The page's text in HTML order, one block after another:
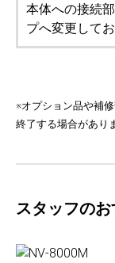
本体への接続
プへ変更してお
※オプション品や補
終了する場合があり
スタッフの